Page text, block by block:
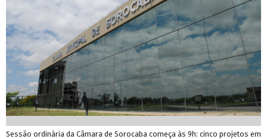
Sessão ordinária da Câmara de Sorocaba começa às 9h: cinco projetos em